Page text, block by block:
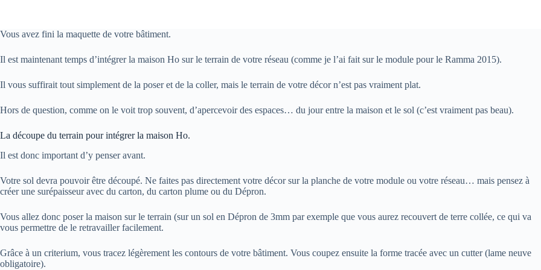
Vous avez fini la maquette de votre bâtiment.
Il est maintenant temps d’intégrer la maison Ho sur le terrain de votre réseau (comme je l’ai fait sur le module pour le Ramma 2015).
Il vous suffirait tout simplement de la poser et de la coller, mais le terrain de votre décor n’est pas vraiment plat.
Hors de question, comme on le voit trop souvent, d’apercevoir des espaces… du jour entre la maison et le sol (c’est vraiment pas beau).
La découpe du terrain pour intégrer la maison Ho.
Il est donc important d’y penser avant.
Votre sol devra pouvoir être découpé. Ne faites pas directement votre décor sur la planche de votre module ou votre réseau… mais pensez à
créer une surépaisseur avec du carton, du carton plume ou du Dépron.
Vous allez donc poser la maison sur le terrain (sur un sol en Dépron de 3mm par exemple que vous aurez recouvert de terre collée, ce qui va
vous permettre de le retravailler facilement.
Grâce à un criterium, vous tracez légèrement les contours de votre bâtiment. Vous coupez ensuite la forme tracée avec un cutter (lame neuve
obligatoire).